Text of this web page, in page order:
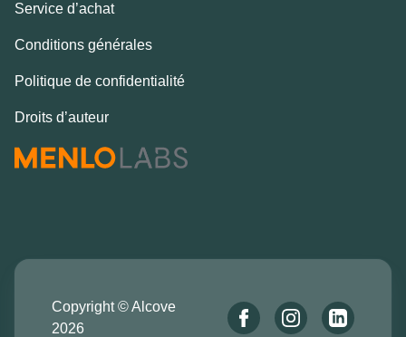
Service d’achat
Conditions générales
Politique de confidentialité
Droits d’auteur
Copyright © Alcove
2026